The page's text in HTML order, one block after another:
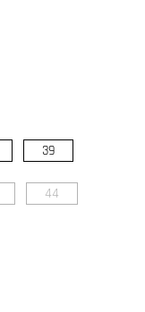
39
44